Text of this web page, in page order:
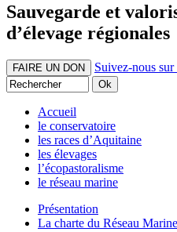
Sauvegarde et
d’élevage régionales
FAIRE UN DON Suivez-nous
Accueil
le conservatoire
les races d’Aquitaine
les élevages
l’écopastoralisme
le réseau marine
Présentation
La charte du Réseau Marine